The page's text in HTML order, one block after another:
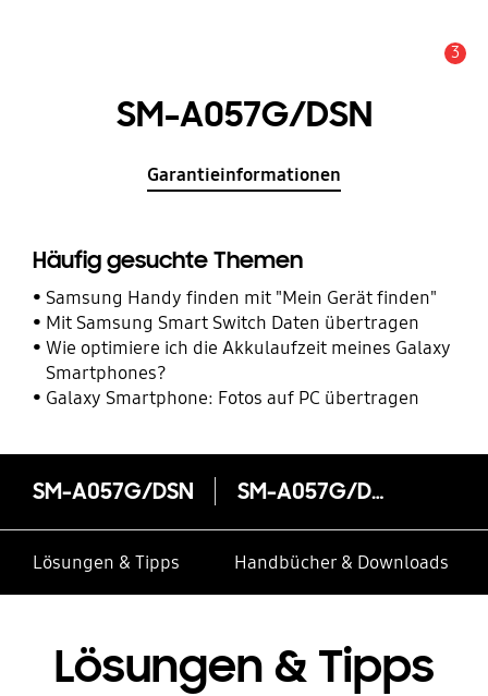
3
SM-A057G/DSN
Garantieinformationen
Häufig gesuchte Themen
Samsung Handy finden mit "Mein Gerät finden"
Mit Samsung Smart Switch Daten übertragen
Wie optimiere ich die Akkulaufzeit meines Galaxy
Smartphones?
Galaxy Smartphone: Fotos auf PC übertragen
SM-A057G/DSN SM-A057G/DSN
Lösungen & Tipps Handbücher & Downloads
Lösungen & Tipps